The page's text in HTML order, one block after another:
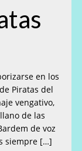
en los
Piratas del
vengativo,
de las
de voz
siempre […]